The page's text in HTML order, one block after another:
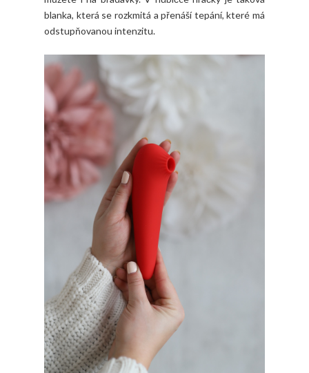
blanka, která se rozkmitá a přenáší tepání, které má
odstupňovanou intenzitu.